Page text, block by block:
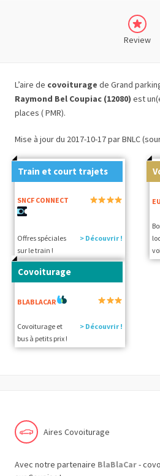
Review
L’aire de covoiturage de Grand
Raymond Bel Coupiac (12080) est
places ( PMR).
Mise à jour du 2017-10-17 par BNLC
Train et court trajets
SNCF CONNECT
Offres spéciales
sur le train !
> Découvrir !
Covoiturage
BLABLACAR
Covoiturage et
bus à petits prix !
> Découvrir !
Aires Covoiturage
Avec notre partenaire BlaBlaCar-